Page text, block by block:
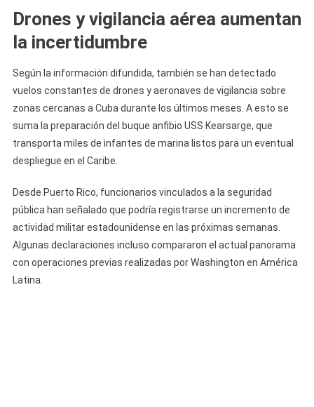
Drones y vigilancia aérea aumentan
la incertidumbre
Según la información difundida, también se han detectado
vuelos constantes de drones y aeronaves de vigilancia sobre
zonas cercanas a Cuba durante los últimos meses. A esto se
suma la preparación del buque anfibio USS Kearsarge, que
transporta miles de infantes de marina listos para un eventual
despliegue en el Caribe.
Desde Puerto Rico, funcionarios vinculados a la seguridad
pública han señalado que podría registrarse un incremento de
actividad militar estadounidense en las próximas semanas.
Algunas declaraciones incluso compararon el actual panorama
con operaciones previas realizadas por Washington en América
Latina.